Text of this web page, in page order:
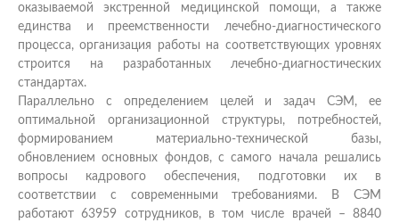
оказываемой экстренной медицинской помощи, а также
единства и преемственности лечебно-диагностического
процесса, организация работы на соответствующих уровнях
строится на разработанных лечебно-диагностических
стандартах.
Параллельно с определением целей и задач СЭМ, ее
оптимальной организационной структуры, потребностей,
формированием материально-технической базы,
обновлением основных фондов, с самого начала решались
вопросы кадрового обеспечения, подготовки их в
соответствии с современными требованиями. В СЭМ
работают 63959 сотрудников, в том числе врачей – 8840